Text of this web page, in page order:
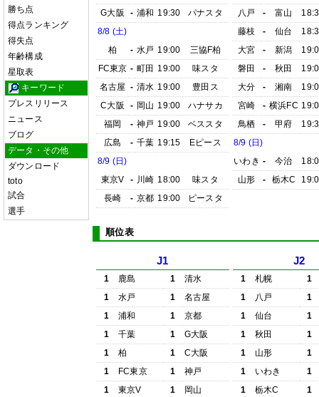
勝ち点
得点ランキング
得失点
年齢構成
星取表
キーワード
プレスリリース
ニュース
ブログ
データ・その他
ダウンロード
toto
試合
選手
G大阪
- 浦和 19:30
パナスタ
8/8 (土)
柏
- 水戸 19:00
三協F柏
FC東京 - 町田 19:00
味スタ
名古屋 - 清水 19:00
豊田ス
C大阪
- 岡山 19:00
ハナサカ
福岡
- 神戸 19:00
ベススタ
広島
- 千葉 19:15
Eピース
8/9 (日)
東京V
- 川崎 18:00
味スタ
長崎
- 京都 19:00 ピースタ
八戸
- 富山
藤枝
- 仙台
大宮
- 新潟
磐田
- 秋田
大分
- 湘南
宮崎
- 横浜FC
鳥栖
- 甲府
8/9 (日)
いわき - 今治
山形
- 栃木C
順位表
J1
1 鹿島 1
清水
1
水戸 1
名古屋
1
浦和 1
京都
1
千葉 1
G大阪
1
柏 1
C大阪
1
FC東京 1
神戸
1
東京V 1
岡山
J2
1 札幌
1
1
八戸
1
1
仙台
1
1
秋田
1
1
山形
1
1
いわき
1
1
栃木C
1